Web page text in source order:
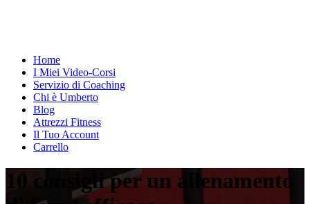
Home
I Miei Video-Corsi
Servizio di Coaching
Chi è Umberto
Blog
Attrezzi Fitness
Il Tuo Account
Carrello
10 consigli per un allenamento